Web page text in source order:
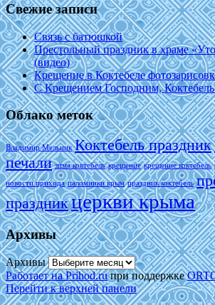
Свежие записи
Связь с батюшкой
Престольный праздник в храме
(видео)
Крещение в Коктебеле
С Крещением Господним,
Облако меток
Владимир Мельник Коктебель праздник
печали зима коктебель крещение крещение коктебель
новости прихода паломники крым праздник коктебель
праздникцеркви крыма
Архивы
Архивы
Работает на Prihod.ruпри поддержке
Перейти к верхней панели